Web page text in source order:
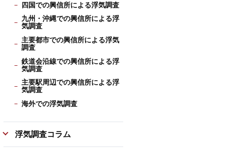
四国での興信所による浮気調査
九州・沖縄での興信所による浮
気調査
主要都市での興信所による浮気
調査
鉄道会沿線での興信所による浮
気調査
主要駅周辺での興信所による浮
気調査
海外での浮気調査
浮気調査コラム